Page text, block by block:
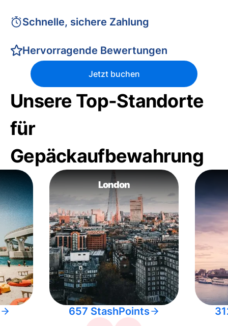
Schnelle, sichere Zahlung
Hervorragende Bewertungen
Jetzt buchen
Unsere Top-Standorte
für
Gepäckaufbewahrung
London
657 StashPoints